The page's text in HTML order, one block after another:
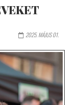
2025. MÁJUS 01.